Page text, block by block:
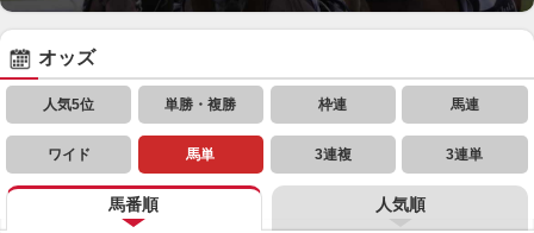
オッズ
人気5位 単勝・複勝 枠連 馬連
ワイド 馬単 3連複 3連単
馬番順 人気順